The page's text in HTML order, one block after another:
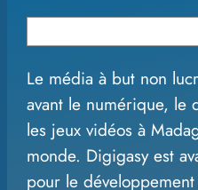
e
a
r
c
h
Le média à but non
avant le numérique, le
les jeux vidéos à
monde. Digigasy est
pour le